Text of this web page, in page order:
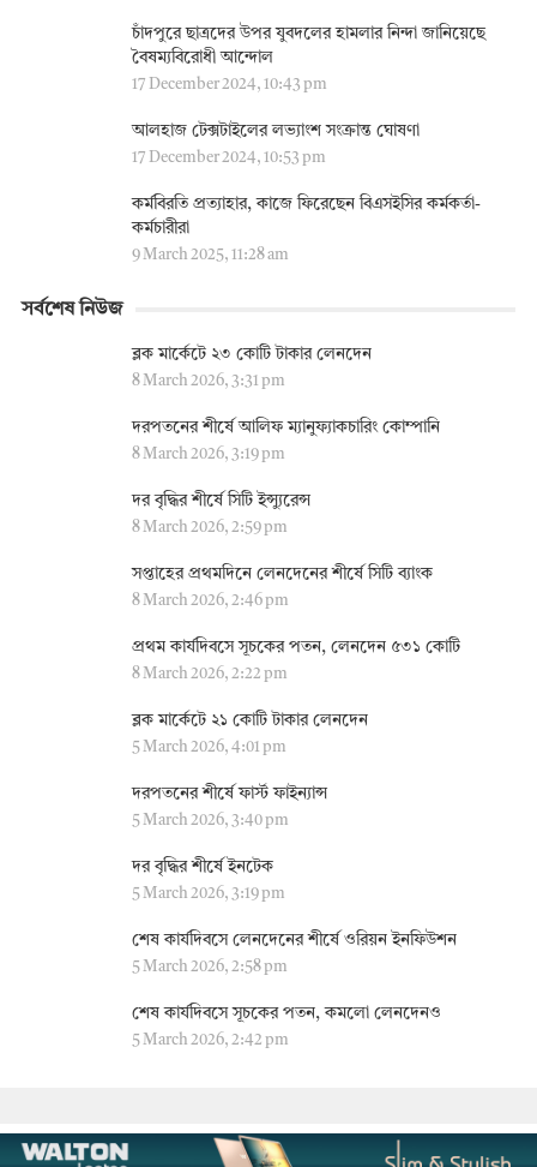
চাঁদপুরে ছাত্রদের উপর যুবদলের হামলার নিন্দা জানিয়েছে
বৈষম্যবিরোধী আন্দোল
17 December 2024, 10:43 pm
আলহাজ টেক্সটাইলের লভ্যাংশ সংক্রান্ত ঘোষণা
17 December 2024, 10:53 pm
কর্মবিরতি প্রত্যাহার, কাজে ফিরেছেন বিএসইসির কর্মকর্তা-
কর্মচারীরা
9 March 2025, 11:28 am
সর্বশেষ নিউজ
ব্লক মার্কেটে ২৩ কোটি টাকার লেনদেন
8 March 2026, 3:31 pm
দরপতনের শীর্ষে আলিফ ম্যানুফ্যাকচারিং কোম্পানি
8 March 2026, 3:19 pm
দর বৃদ্ধির শীর্ষে সিটি ইন্স্যুরেন্স
8 March 2026, 2:59 pm
সপ্তাহের প্রথমদিনে লেনদেনের শীর্ষে সিটি ব্যাংক
8 March 2026, 2:46 pm
প্রথম কার্যদিবসে সূচকের পতন, লেনদেন ৫৩১ কোটি
8 March 2026, 2:22 pm
ব্লক মার্কেটে ২১ কোটি টাকার লেনদেন
5 March 2026, 4:01 pm
দরপতনের শীর্ষে ফার্স্ট ফাইন্যান্স
5 March 2026, 3:40 pm
দর বৃদ্ধির শীর্ষে ইনটেক
5 March 2026, 3:19 pm
শেষ কার্যদিবসে লেনদেনের শীর্ষে ওরিয়ন ইনফিউশন
5 March 2026, 2:58 pm
শেষ কার্যদিবসে সূচকের পতন, কমলো লেনদেনও
5 March 2026, 2:42 pm